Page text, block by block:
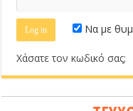
Να με
Χάσατε τον κωδικό σας;